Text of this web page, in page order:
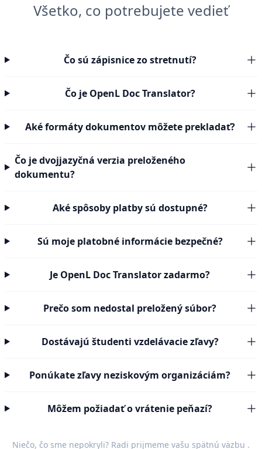
Všetko, co potrebujete vedieť
Čo sú zápisnice zo stretnutí?
Čo je OpenL Doc Translator?
Aké formáty dokumentov môžete prekladať?
Čo je dvojjazyčná verzia preloženého
dokumentu?
Aké spôsoby platby sú dostupné?
Sú moje platobné informácie bezpečné?
Je OpenL Doc Translator zadarmo?
Prečo som nedostal preložený súbor?
Dostávajú študenti vzdelávacie zľavy?
Ponúkate zľavy neziskovým organizáciám?
Môžem požiadať o vrátenie peňazí?
Niečo, čo sme nepokryli? Radi prijmeme vašu spätnú väzbu .